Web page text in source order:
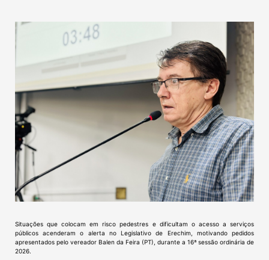
Situações que colocam em risco pedestres e dificultam o acesso a serviços
públicos acenderam o alerta no Legislativo de Erechim, motivando pedidos
apresentados pelo vereador Balen da Feira (PT), durante a 16ª sessão ordinária de
2026.